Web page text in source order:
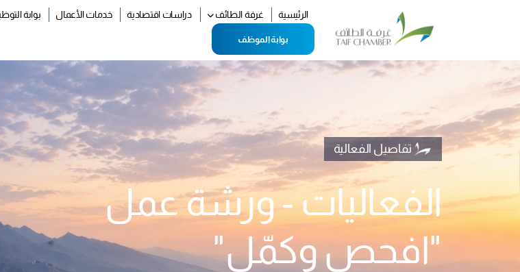
الرئيسية غرفة الطائف دراسات اقتصادية خدمات الأعمال بوابة
بوابة الموظف
تفاصيل الفعالية
الفعاليات - ورشة عمل
"افحص وكمّل"